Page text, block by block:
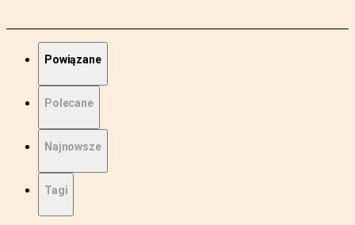
Powiązane
Polecane
Najnowsze
Tagi